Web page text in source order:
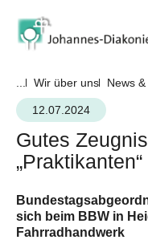
... Wir über uns News
12.07.2024
Gutes
„Praktikanten“
sich beim BBW in
Fahrradhandwerk